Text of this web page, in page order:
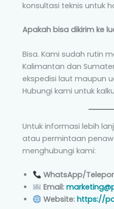
konsultasi teknis untuk
Apakah bisa dikirim ke
Bisa. Kami sudah rutin
Kalimantan dan
ekspedisi laut maupun
Hubungi kami untuk
Untuk informasi lebih
atau permintaan
menghubungi kami:
WhatsApp/
Email:
Website: https://